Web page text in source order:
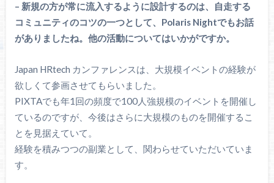
– 新規の方が常に流入するように設計するのは、自走する
コミュニティのコツの一つとして、Polaris Nightでもお話
がありましたね。他の活動についてはいかがですか。
Japan HRtech カンファレンスは、大規模イベントの経験が
欲しくて参画させてもらいました。
PIXTAでも年1回の頻度で100人強規模のイベントを開催し
ているのですが、今後はさらに大規模のものを開催するこ
とを見据えていて。
経験を積みつつの副業として、関わらせていただいていま
す。